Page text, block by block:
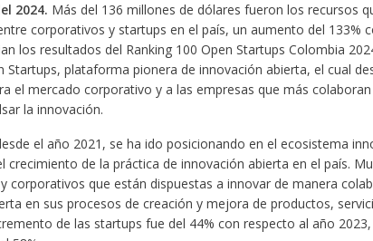
2024. Más del 136 millones de dólares fueron los recursos
corporativos y startups en el país, un aumento del 133%
los resultados del Ranking 100 Open Startups Colombia
Startups, plataforma pionera de innovación abierta, el cual
el mercado corporativo y a las empresas que más
la innovación.
el año 2021, se ha ido posicionando en el ecosistema
crecimiento de la práctica de innovación abierta en el país.
corporativos que están dispuestas a innovar de manera
en sus procesos de creación y mejora de productos,
de las startups fue del 44% con respecto al año